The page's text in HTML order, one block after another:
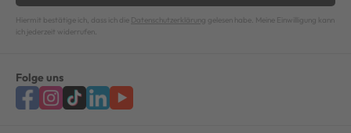
Hiermit bestätige ich, dass ich die Datenschutzerklärung gelesen habe. Meine Einwilligung kann
ich jederzeit widerrufen.
Folge uns